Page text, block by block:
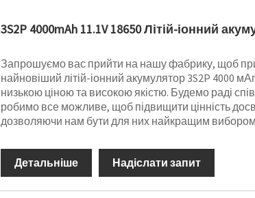
3S2P 4000mAh 11.1V 18650 Літій-іонний
Запрошуємо вас прийти на нашу фабрику, щоб
найновіший літій-іонний акумулятор 3S2P 4000
низькою ціною та високою якістю. Будемо раді
робимо все можливе, щоб підвищити цінність
дозволяючи нам бути для них найкращим
Детальніше Надіслати запит